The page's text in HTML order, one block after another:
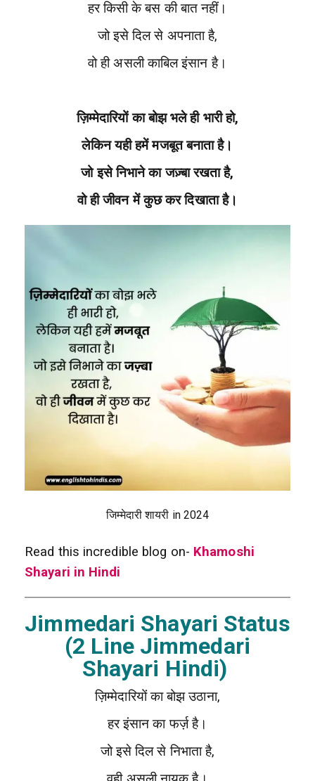
हर किसी के बस की बात नहीं।
जो इसे दिल से अपनाता है,
वो ही असली काबिल इंसान है।
ज़िम्मेदारियों का बोझ भले ही भारी हो,
लेकिन यही हमें मजबूत बनाता है।
जो इसे निभाने का जज़्बा रखता है,
वो ही जीवन में कुछ कर दिखाता है।
जिम्मेदारी शायरी in 2024
Read this incredible blog on- Khamoshi
Shayari in Hindi
Jimmedari Shayari Status
(2 Line Jimmedari
Shayari Hindi)
ज़िम्मेदारियों का बोझ उठाना,
हर इंसान का फर्ज़ है।
जो इसे दिल से निभाता है,